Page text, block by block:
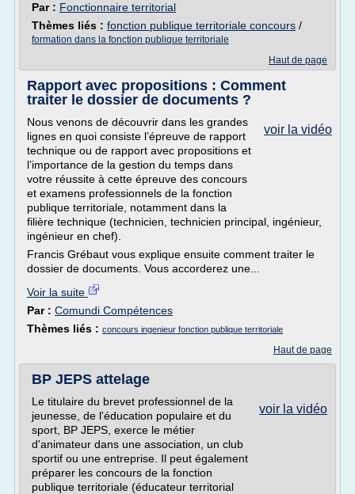
Par : Fonctionnaire territorial
Thèmes liés : fonction publique territoriale concours /
formation dans la fonction publique territoriale
Haut de page
Rapport avec propositions : Comment
traiter le dossier de documents ?
voir la vidéo
Nous venons de découvrir dans les grandes
lignes en quoi consiste l’épreuve de rapport
technique ou de rapport avec propositions et
l’importance de la gestion du temps dans
votre réussite à cette épreuve des concours
et examens professionnels de la fonction
publique territoriale, notamment dans la
filière technique (technicien, technicien principal, ingénieur,
ingénieur en chef).
Francis Grébaut vous explique ensuite comment traiter le
dossier de documents. Vous accorderez une...
Voir la suite
Par : Comundi Compétences
Thèmes liés : concours ingenieur fonction publique territoriale
Haut de page
BP JEPS attelage
voir la vidéo
Le titulaire du brevet professionnel de la
jeunesse, de l'éducation populaire et du
sport, BP JEPS, exerce le métier
d'animateur dans une association, un club
sportif ou une entreprise. Il peut également
préparer les concours de la fonction
publique territoriale (éducateur territorial